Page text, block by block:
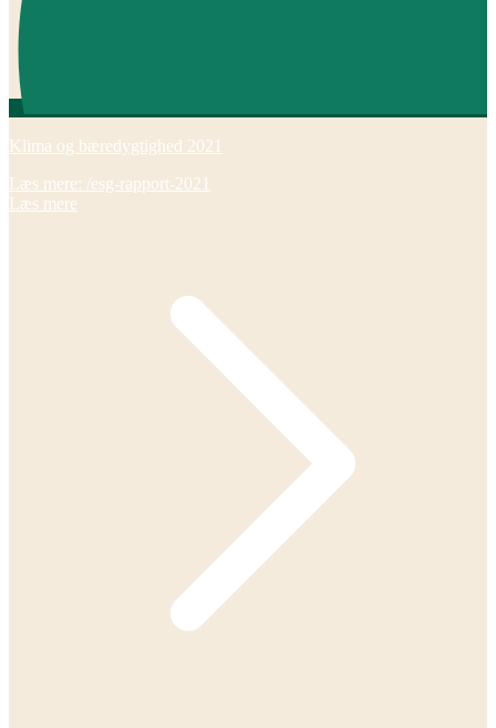
Klima og bæredygtighed 2021
Læs mere: /esg-rapport-2021
Læs mere